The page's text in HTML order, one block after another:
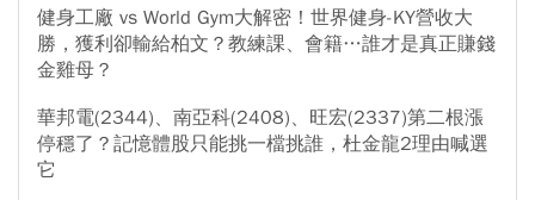
健身工廠 vs World Gym大解密！世界健身-KY營收大
勝，獲利卻輸給柏文？教練課、會籍…誰才是真正賺錢
金雞母？
華邦電(2344)、南亞科(2408)、旺宏(2337)第二根漲
停穩了？記憶體股只能挑一檔挑誰，杜金龍2理由喊選
它